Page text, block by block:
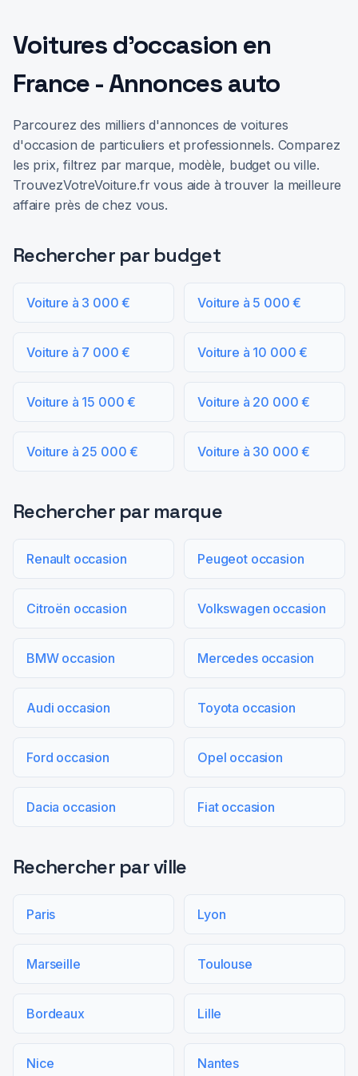
Voitures d'occasion en
France - Annonces auto
Parcourez des milliers d'annonces de voitures
d'occasion de particuliers et professionnels. Comparez
les prix, filtrez par marque, modèle, budget ou ville.
TrouvezVotreVoiture.fr vous aide à trouver la meilleure
affaire près de chez vous.
Rechercher par budget
Voiture à 3 000 € Voiture à 5 000 €
Voiture à 7 000 € Voiture à 10 000 €
Voiture à 15 000 € Voiture à 20 000 €
Voiture à 25 000 € Voiture à 30 000 €
Rechercher par marque
Renault occasion Peugeot occasion
Citroën occasion Volkswagen occasion
BMW occasion Mercedes occasion
Audi occasion Toyota occasion
Ford occasion Opel occasion
Dacia occasion Fiat occasion
Rechercher par ville
Paris Lyon
Marseille Toulouse
Bordeaux Lille
Nice Nantes